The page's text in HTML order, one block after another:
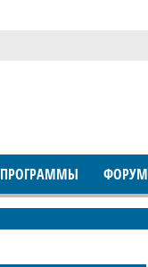
ПРОГРАММЫ ФОРУМ